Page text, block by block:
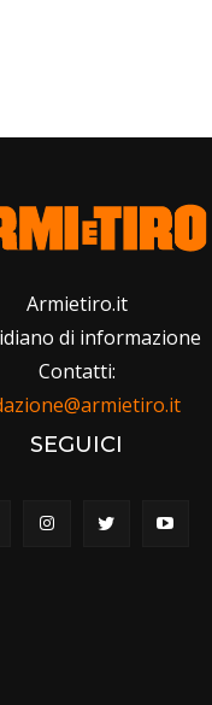
Armietiro.it
di informazione
Contatti:
SEGUICI